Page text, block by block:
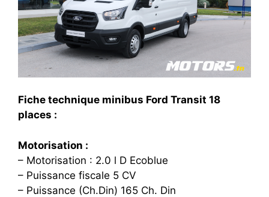
Fiche technique minibus Ford Transit 18
places :
Motorisation :
– Motorisation : 2.0 l D Ecoblue
– Puissance fiscale 5 CV
– Puissance (Ch.Din) 165 Ch. Din